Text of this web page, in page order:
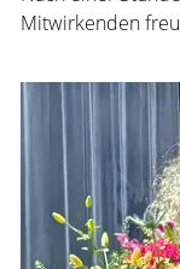
Mitwirkenden